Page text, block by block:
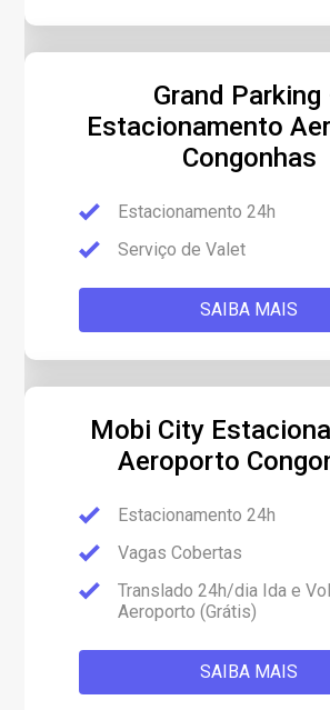
Grand Parking
Estacionamento
Congonhas
Estacionamento 24h
Serviço de Valet
SAIBA MAIS
Mobi City
Aeroporto
Estacionamento 24h
Vagas Cobertas
Translado 24h/dia Ida e
Aeroporto (Grátis)
SAIBA MAIS